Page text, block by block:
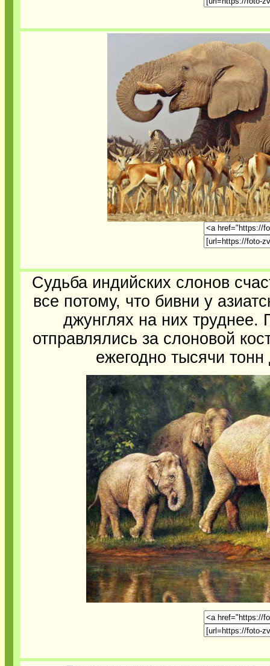
Судьба индийских слонов
все потому, что бивни у
джунглях на них труднее.
отправлялись за слоновой
ежегодно тысячи тонн